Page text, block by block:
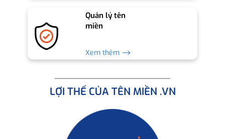
Quản lý tên
miền
Xem thêm ⟶
LỢI THẾ CỦA TÊN MIỀN .VN